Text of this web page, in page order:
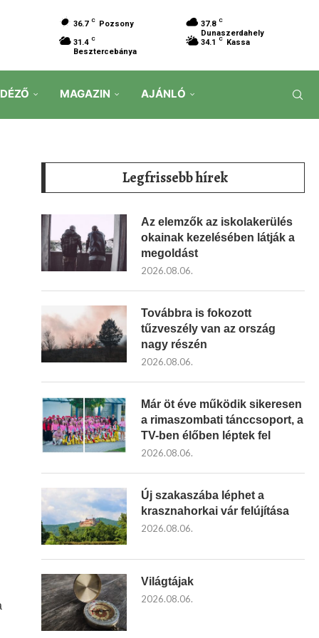
36.7 C Pozsony 37.8 C
Dunaszerdahely
31.4 C
Besztercebánya
34.1 C Kassa
MAGAZIN AJÁNLÓ
Legfrissebb hírek
Az elemzők az iskolakerülés
okainak kezelésében látják a
megoldást
2026.08.06.
Továbbra is fokozott
tűzveszély van az ország
nagy részén
2026.08.06.
Már öt éve működik sikeresen
a rimaszombati tánccsoport, a
TV-ben élőben léptek fel
2026.08.06.
Új szakaszába léphet a
krasznahorkai vár felújítása
2026.08.06.
Világtájak
2026.08.06.